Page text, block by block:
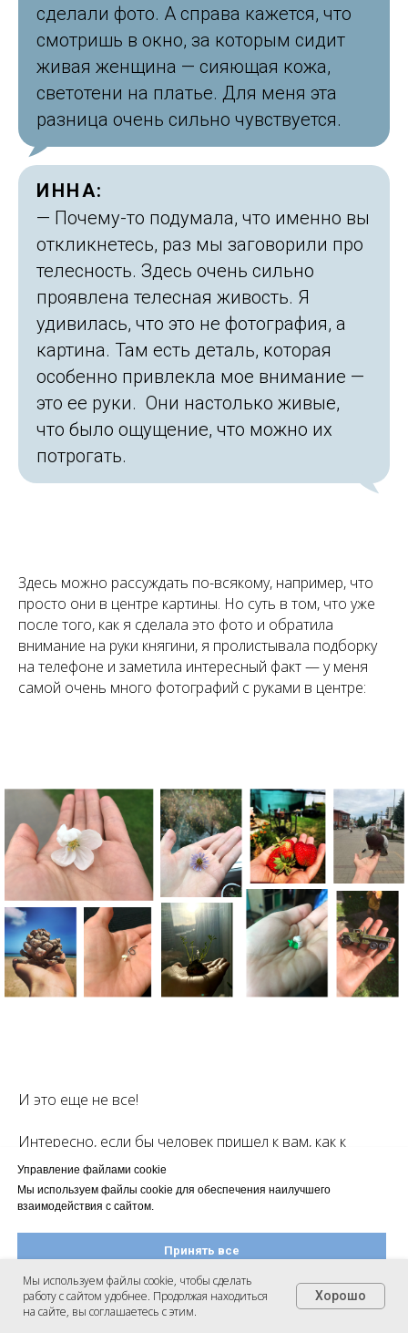
Управление файлами cookie
Мы используем файлы cookie для обеспечения наилучшего
взаимодействия с сайтом.
Принять все
Настроить файлы cookie
сделали фото. А справа кажется, что
смотришь в окно, за которым сидит
живая женщина — сияющая кожа,
светотени на платье. Для меня эта
разница очень сильно чувствуется.
ИННА:
— Почему-то подумала, что именно вы
откликнетесь, раз мы заговорили про
телесность. Здесь очень сильно
проявлена телесная живость. Я
удивилась, что это не фотография, а
картина. Там есть деталь, которая
особенно привлекла мое внимание —
это ее руки. Они настолько живые,
что было ощущение, что можно их
потрогать.
Здесь можно рассуждать по-всякому, например, что
просто они в центре картины. Но суть в том, что уже
после того, как я сделала это фото и обратила
внимание на руки княгини, я пролистывала подборку
на телефоне и заметила интересный факт — у меня
самой очень много фотографий с руками в центре:
И это еще не все!
Интересно, если бы человек пришел к вам, как к
терапевту, и сказал, что у него такая подборка
фотографий, как можно было бы отозваться, какие
вопросы задать, чтобы помочь ему понять, о чем всё
Мы используем файлы cookie, чтобы сделать
работу с сайтом удобнее. Продолжая находиться
на сайте, вы соглашаетесь с этим.
Хорошо